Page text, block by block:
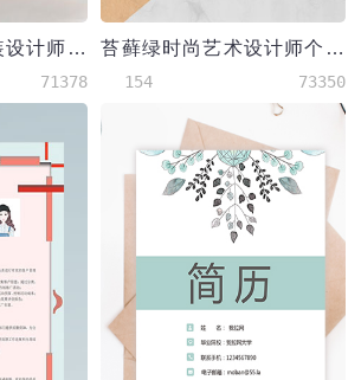
藕粉色精美风服装设计师个人简历模板
71378
苔藓绿时尚艺术设计师个人简历模板
154 73350